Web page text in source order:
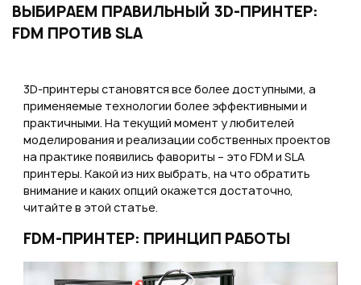
ВЫБИРАЕМ ПРАВИЛЬНЫЙ 3D-ПРИНТЕР:
FDM ПРОТИВ SLA
3D-принтеры становятся все более доступными, а
применяемые технологии более эффективными и
практичными. На текущий момент у любителей
моделирования и реализации собственных проектов
на практике появились фавориты – это FDM и SLA
принтеры. Какой из них выбрать, на что обратить
внимание и каких опций окажется достаточно,
читайте в этой статье.
FDM-ПРИНТЕР: ПРИНЦИП РАБОТЫ
Ваш E-mail* :
Отправить
Нажимая на кнопку "Отправить", вы даете согласие на обработку
персональных данных
Ваш телефон*
Нужный товар:
Отправить
Нажимая на кнопку "Отправить", вы даете согласие на обработку
Или войти через соц сети
ВОЙТИ ЧЕРЕЗ GOOGLE
Ваш телефон *:
Отправить
Нажимая на кнопку "Отправить", вы даете согласие на обработку
персональных данных